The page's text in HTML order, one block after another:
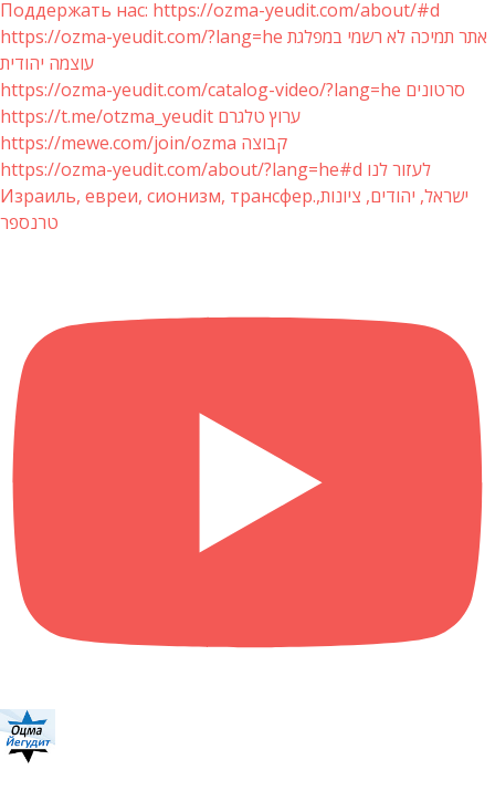
Поддержать нас: https://ozma-yeudit.com/about/#d
https://ozma-yeudit.com/?lang=he אתר תמיכה לא רשמי במפלגת
עוצמה יהודית
https://ozma-yeudit.com/catalog-video/?lang=he סרטונים
https://t.me/otzma_yeudit ערוץ טלגרם
https://mewe.com/join/ozma קבוצה
https://ozma-yeudit.com/about/?lang=he#d לעזור לנו
Израиль, евреи, сионизм, трансфер.ישראל, יהודים, ציונות,
טרנספר